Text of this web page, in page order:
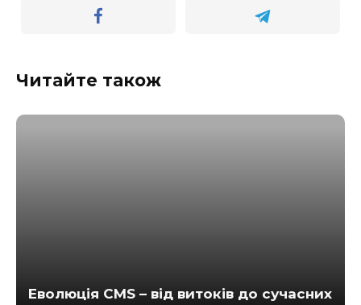
Читайте також
Еволюція CMS – від витоків до сучасних